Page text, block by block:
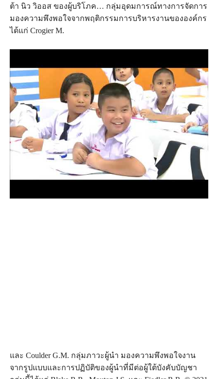
ต้า นิว วิออส ของผู้บริโภค… กลุ่มอุดมการณ์ทางการจัดการ
มองความพึงพอใจจากพฤติกรรมการบริหารงานขององค์กร
ได้แก่ Crogier M.
และ Coulder G.M. กลุ่มภาวะผู้นำ มองความพึงพอใจงาน
จากรูปแบบและการปฏิบัติของผู้นำที่มีต่อผู้ใต้บังคับบัญชา